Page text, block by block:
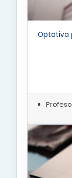
Optativa